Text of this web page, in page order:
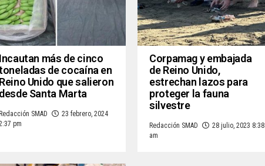
Incautan más de cinco
de cocaína en
Reino Unido que salieron
desde Santa Marta
Redacción SMAD
23 febrero, 2024
pm
Corpamag y embajada
de Reino Unido,
estrechan lazos para
proteger la fauna
silvestre
Redacción SMAD
28 julio, 2023 8:38
am